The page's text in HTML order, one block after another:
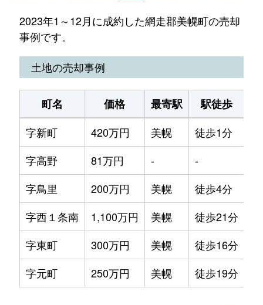
2023年1～12月に成約した網走郡美幌町の売却
事例です。
土地の売却事例
町名 価格 最寄駅 駅徒歩
字新町
420万円 美幌 徒歩1分
字高野
81万円 - -
字鳥里
200万円 美幌 徒歩4分
字西１条南
1,100万円 美幌 徒歩21分
字東町
300万円 美幌 徒歩16分
字元町
250万円 美幌 徒歩19分